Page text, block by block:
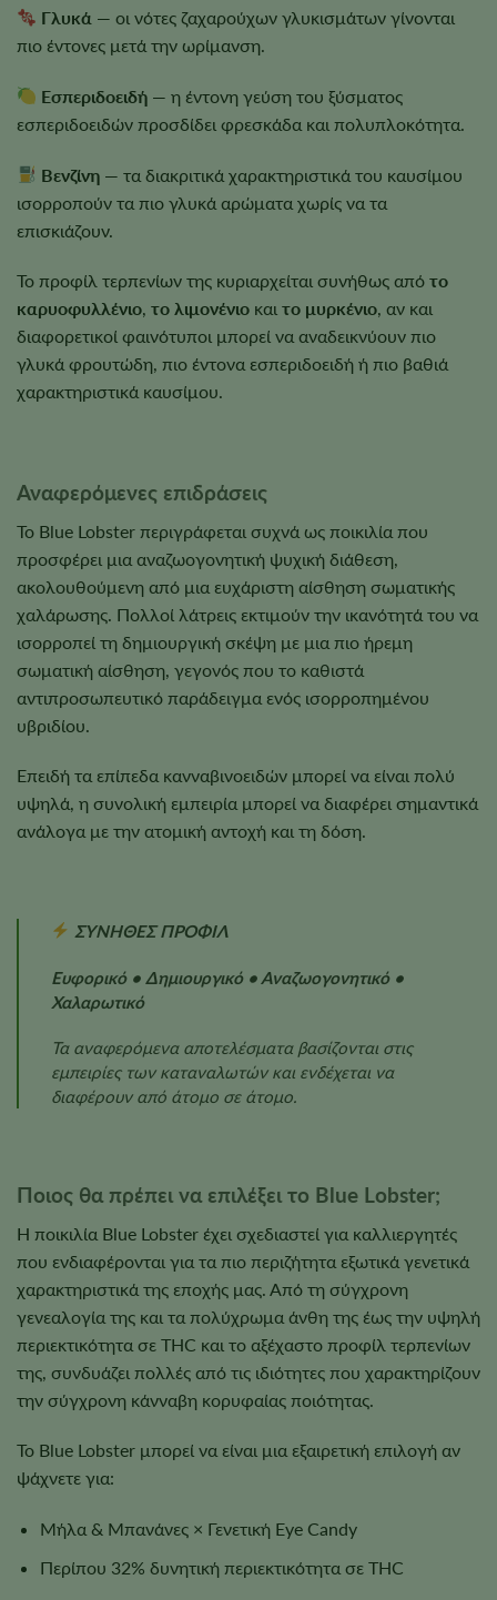
Γλυκά — οι νότες ζαχαρούχων γλυκισμάτων γίνονται
πιο έντονες μετά την ωρίμανση.
Εσπεριδοειδή — η έντονη γεύση του ξύσματος
εσπεριδοειδών προσδίδει φρεσκάδα και πολυπλοκότητα.
Βενζίνη — τα διακριτικά χαρακτηριστικά του καυσίμου
ισορροπούν τα πιο γλυκά αρώματα χωρίς να τα
επισκιάζουν.
Το προφίλ τερπενίων της κυριαρχείται συνήθως από το
καρυοφυλλένιο, το λιμονένιο και το μυρκένιο, αν και
διαφορετικοί φαινότυποι μπορεί να αναδεικνύουν πιο
γλυκά φρουτώδη, πιο έντονα εσπεριδοειδή ή πιο βαθιά
χαρακτηριστικά καυσίμου.
Αναφερόμενες επιδράσεις
Το Blue Lobster περιγράφεται συχνά ως ποικιλία που
προσφέρει μια αναζωογονητική ψυχική διάθεση,
ακολουθούμενη από μια ευχάριστη αίσθηση σωματικής
χαλάρωσης. Πολλοί λάτρεις εκτιμούν την ικανότητά του να
ισορροπεί τη δημιουργική σκέψη με μια πιο ήρεμη
σωματική αίσθηση, γεγονός που το καθιστά
αντιπροσωπευτικό παράδειγμα ενός ισορροπημένου
υβριδίου.
Επειδή τα επίπεδα κανναβινοειδών μπορεί να είναι πολύ
υψηλά, η συνολική εμπειρία μπορεί να διαφέρει σημαντικά
ανάλογα με την ατομική αντοχή και τη δόση.
ΣΥΝΗΘΕΣ ΠΡΟΦΙΛ
Ευφορικό • Δημιουργικό • Αναζωογονητικό •
Χαλαρωτικό
Τα αναφερόμενα αποτελέσματα βασίζονται στις
εμπειρίες των καταναλωτών και ενδέχεται να
διαφέρουν από άτομο σε άτομο.
Ποιος θα πρέπει να επιλέξει το Blue Lobster;
Η ποικιλία Blue Lobster έχει σχεδιαστεί για καλλιεργητές
που ενδιαφέρονται για τα πιο περιζήτητα εξωτικά γενετικά
χαρακτηριστικά της εποχής μας. Από τη σύγχρονη
γενεαλογία της και τα πολύχρωμα άνθη της έως την υψηλή
περιεκτικότητα σε THC και το αξέχαστο προφίλ τερπενίων
της, συνδυάζει πολλές από τις ιδιότητες που χαρακτηρίζουν
την σύγχρονη κάνναβη κορυφαίας ποιότητας.
Το Blue Lobster μπορεί να είναι μια εξαιρετική επιλογή αν
ψάχνετε για:
Μήλα & Μπανάνες × Γενετική Eye Candy
Περίπου 32% δυνητική περιεκτικότητα σε THC